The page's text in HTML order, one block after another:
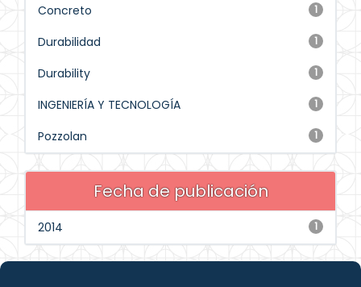
1
Concreto
1
Durabilidad
1
Durability
1
INGENIERÍA Y TECNOLOGÍA
1
Pozzolan
Fecha de publicación
1
2014